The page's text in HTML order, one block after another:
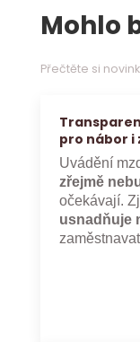
Mohlo
Přečtěte si
pro nábor i
Uvádění
zřejmě
očekávají.
usnadňuje